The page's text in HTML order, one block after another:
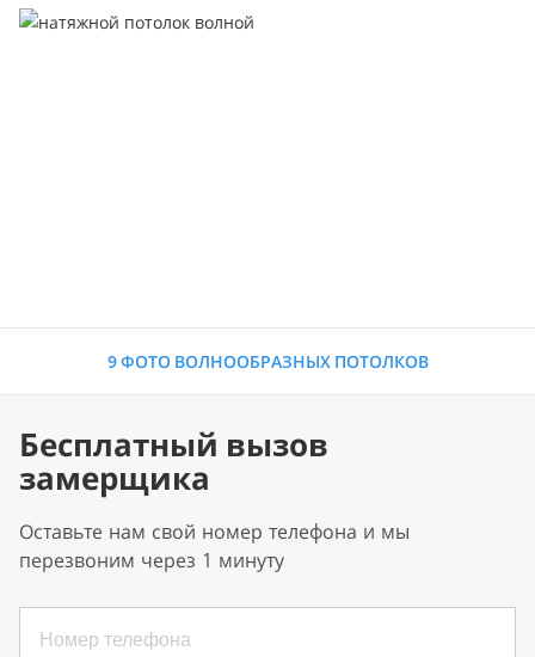
9 ФОТО ВОЛНООБРАЗНЫХ ПОТОЛКОВ
Бесплатный вызов
замерщика
Оставьте нам свой номер телефона и мы
перезвоним через 1 минуту